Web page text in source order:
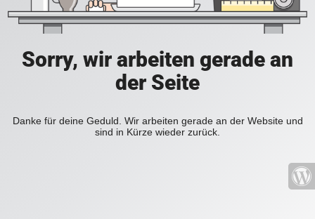
Sorry, wir arbeiten gerade an
der Seite
Danke für deine Geduld. Wir arbeiten gerade an der Website und
sind in Kürze wieder zurück.